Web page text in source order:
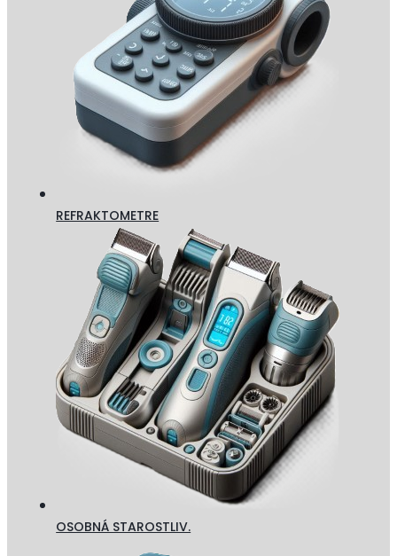
REFRAKTOMETRE
OSOBNÁ STAROSTLIV.